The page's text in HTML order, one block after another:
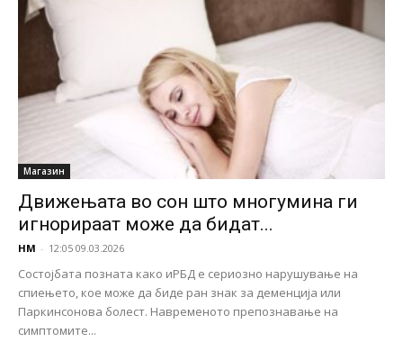
Магазин
Движењата во сон што многумина ги
игнорираат може да бидат...
НМ - 12:05 09.03.2026
Состојбата позната како иРБД е сериозно нарушување на
спиењето, кое може да биде ран знак за деменција или
Паркинсонова болест. Навременото препознавање на
симптомите...